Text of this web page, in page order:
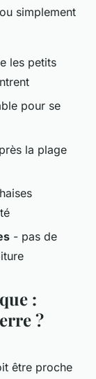
simplement
les petits
pour se
la plage
- pas de
:
?
être proche